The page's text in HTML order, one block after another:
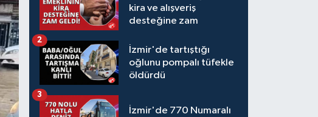
kira ve alışveriş
desteğine zam
İzmir'de tartıştığı
oğlunu pompalı tüfekle
öldürdü
2
İzmir'de 770 Numaralı
3